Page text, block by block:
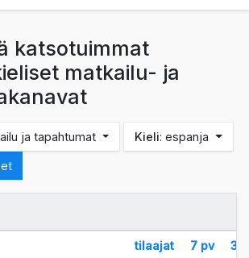
katsotuimmat
matkailu- ja
ja tapahtumat Kieli: espanja
tilaajat 7 pv 30